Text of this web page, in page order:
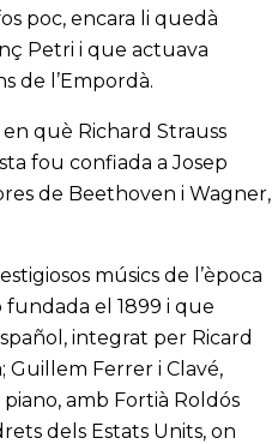
poc, encara li quedà
Petri i que actuava
de l’Empordà.
què Richard Strauss
fou confiada a Josep
de Beethoven i Wagner,
músics de l’època
fundada el 1899 i que
integrat per Ricard
Guillem Ferrer i Clavé,
amb Fortià Roldós
dels Estats Units, on